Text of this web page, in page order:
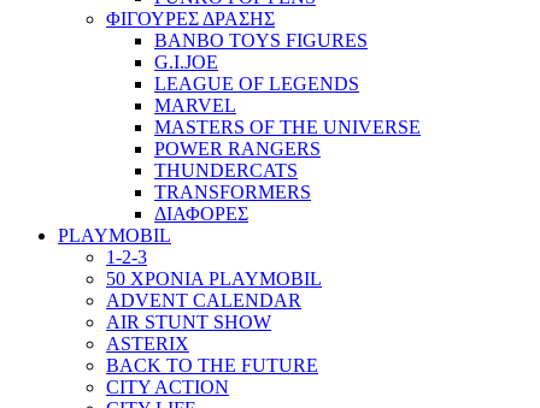
ΦΙΓΟΥΡΕΣ ΔΡΑΣΗΣ
BANBO TOYS FIGURES
G.I.JOE
LEAGUE OF LEGENDS
MARVEL
MASTERS OF THE UNIVERSE
POWER RANGERS
THUNDERCATS
TRANSFORMERS
ΔΙΑΦΟΡΕΣ
PLAYMOBIL
1-2-3
50 ΧΡΟΝΙΑ PLAYMOBIL
ADVENT CALENDAR
AIR STUNT SHOW
ASTERIX
BACK TO THE FUTURE
CITY ACTION